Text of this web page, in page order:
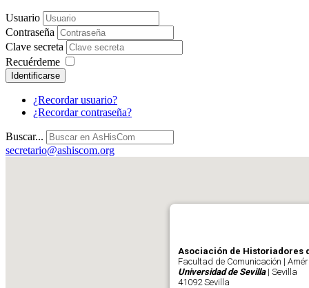
Usuario
Contraseña
Clave secreta
Recuérdeme
Identificarse
¿Recordar usuario?
¿Recordar contraseña?
Buscar...
secretario@ashiscom.org
Asociación de Historiadores
Facultad de Comunicación |
Universidad de Sevilla| Sevilla
41092 Sevilla